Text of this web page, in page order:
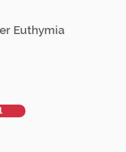
Euthymia